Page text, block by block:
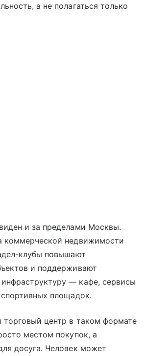
а не полагаться только
и за пределами Москвы.
коммерческой недвижимости
клубы повышают
и поддерживают
— кафе, сервисы
площадок.
торговый центр в таком формате
местом покупок, а
досуга. Человек может